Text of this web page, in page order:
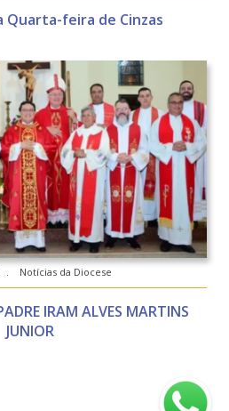
Quarta-feira de Cinzas
. Notícias da Diocese
IRAM ALVES MARTINS
JUNIOR